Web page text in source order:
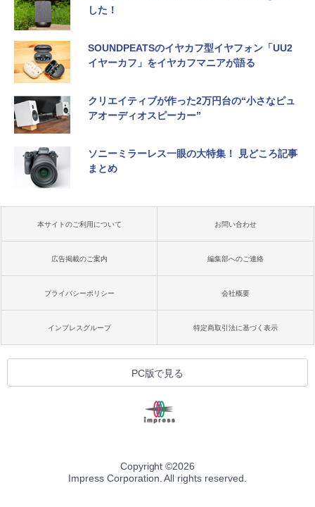
した！
SOUNDPEATSのイヤカフ型イヤフォン「UU2
イヤーカフ」をイヤカフマニアが語る
クリエイティブが作った2万円台の“小さなピュ
アオーディオスピーカー”
ソニーミラーレス一眼の大特集！ 見どころ記事
まとめ
本サイトのご利用について お問い合わせ
広告掲載のご案内 編集部へのご連絡
プライバシーポリシー 会社概要
インプレスグループ 特定商取引法に基づく表示
PC版で見る
Copyright ©2026
Impress Corporation. All rights reserved.